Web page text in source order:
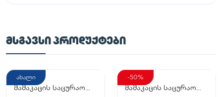
ᲛᲡᲒᲐᲕᲡᲘ ᲞᲠᲝᲓᲣᲥᲢᲔᲑᲘ
ახალი
მამაკაცის საცურაო
-50%
მამაკაცის საცურაო